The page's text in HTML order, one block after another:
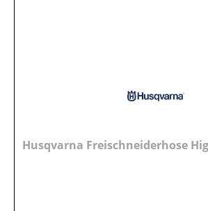
Husqvarna Freischneiderhose